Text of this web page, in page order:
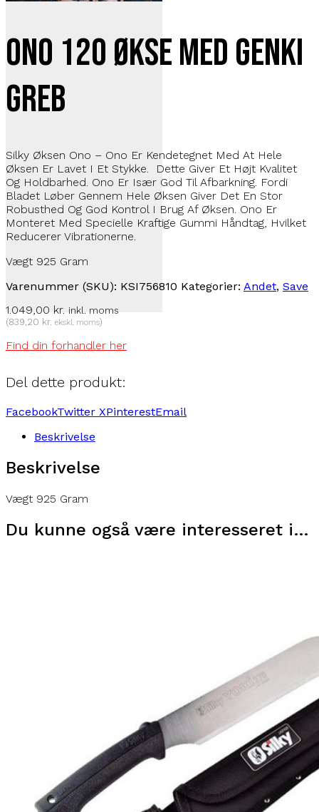
Ono 120 økse med Genki
greb
Silky Øksen Ono – Ono Er Kendetegnet Med At Hele
Øksen Er Lavet I Et Stykke. Dette Giver Et Højt Kvalitet
Og Holdbarhed. Ono Er Især God Til Afbarkning. Fordi
Bladet Løber Gennem Hele Øksen Giver Det En Stor
Robusthed Og God Kontrol I Brug Af Øksen. Ono Er
Monteret Med Specielle Kraftige Gummi Håndtag, Hvilket
Reducerer Vibrationerne.
Vægt 925 Gram
Varenummer (SKU): KSI756810 Kategorier: Andet, Save
1.049,00 kr. inkl. moms
(839,20 kr. ekskl. moms)
Find din forhandler her
Del dette produkt:
FacebookTwitter XPinterestEmail
Beskrivelse
Beskrivelse
Vægt 925 Gram
Du kunne også være interesseret i…